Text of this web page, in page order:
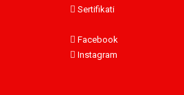
Sertifikati
Facebook
Instagram